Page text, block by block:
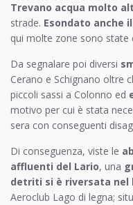
Trevano acqua molto
strade. Esondato anche
qui molte zone sono state
Da segnalare poi diversi
Cerano e Schignano oltre
piccoli sassi a Colonno ed
motivo per cui è stata
sera con conseguenti
Di conseguenza, viste le
affluenti del Lario, una
detriti si è riversata nel
Aeroclub Lago di legna;